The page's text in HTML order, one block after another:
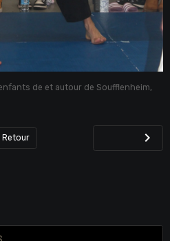
de et autour de Soufflenheim,
Retour